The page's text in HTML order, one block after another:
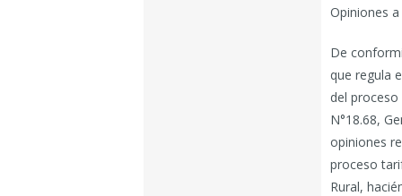
Opiniones
De
que regula
del
N°18.68,
opiniones
proceso
Rural,